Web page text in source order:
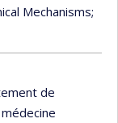
Mechanisms;
de